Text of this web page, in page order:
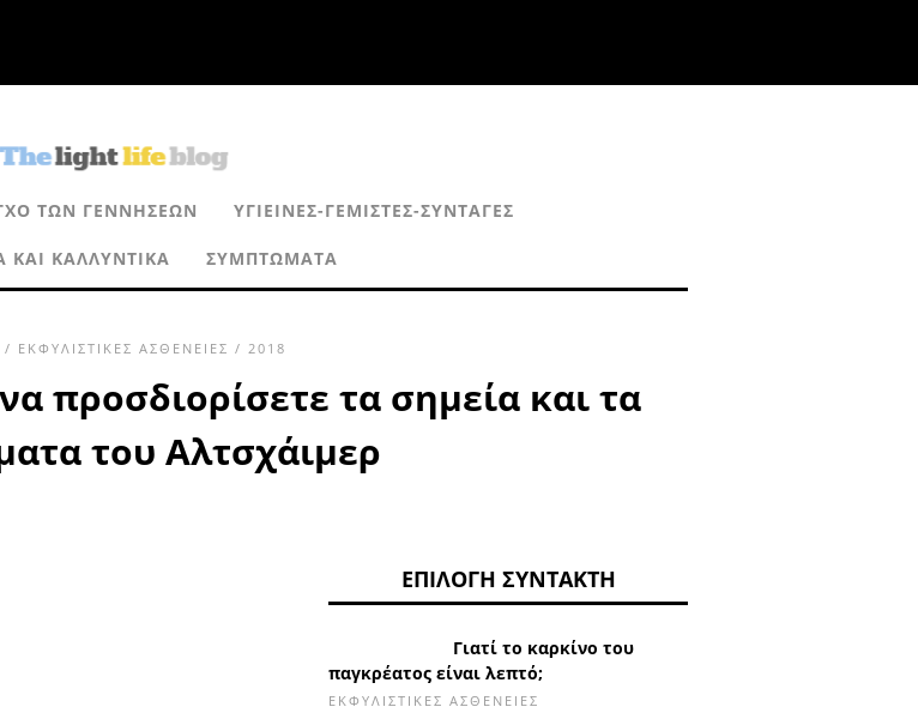
ΤΩΝ ΓΕΝΝΉΣΕΩΝ ΥΓΙΕΙΝΈΣ-ΓΕΜΙΣΤΈΣ-ΣΥΝΤΑΓΈΣ
ΚΑΙ ΚΑΛΛΥΝΤΙΚΆ ΣΥΜΠΤΏΜΑΤΑ
/ ΕΚΦΥΛΙΣΤΙΚΈΣ ΑΣΘΈΝΕΙΕΣ / 2018
προσδιορίσετε τα σημεία και τα
του Αλτσχάιμερ
ΕΠΙΛΟΓΉ ΣΥΝΤΆΚΤΗ
Γιατί το καρκίνο του
παγκρέατος είναι λεπτό;
ΕΚΦΥΛΙΣΤΙΚΈΣ ΑΣΘΈΝΕΙΕΣ